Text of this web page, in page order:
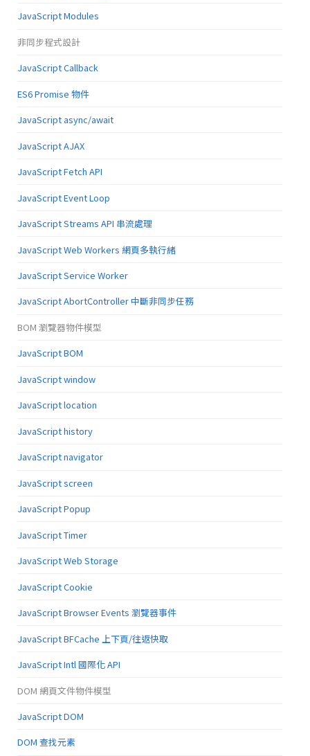
JavaScript Modules
非同步程式設計
JavaScript Callback
ES6 Promise 物件
JavaScript async/await
JavaScript AJAX
JavaScript Fetch API
JavaScript Event Loop
JavaScript Streams API 串流處理
JavaScript Web Workers 網頁多執行緒
JavaScript Service Worker
JavaScript AbortController 中斷非同步任務
BOM 瀏覽器物件模型
JavaScript BOM
JavaScript window
JavaScript location
JavaScript history
JavaScript navigator
JavaScript screen
JavaScript Popup
JavaScript Timer
JavaScript Web Storage
JavaScript Cookie
JavaScript Browser Events 瀏覽器事件
JavaScript BFCache 上下頁/往返快取
JavaScript Intl 國際化 API
DOM 網頁文件物件模型
JavaScript DOM
DOM 查找元素